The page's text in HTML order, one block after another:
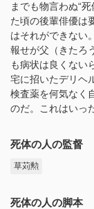
までも物言わぬ“
た頃の後輩俳優は
はそれができない
報せが父（きたろ
も病状は良くない
宅に招いたデリヘ
検査薬を何気なく
のだ。これはいっ
死体の人の監督
草苅勲
死体の人の脚本